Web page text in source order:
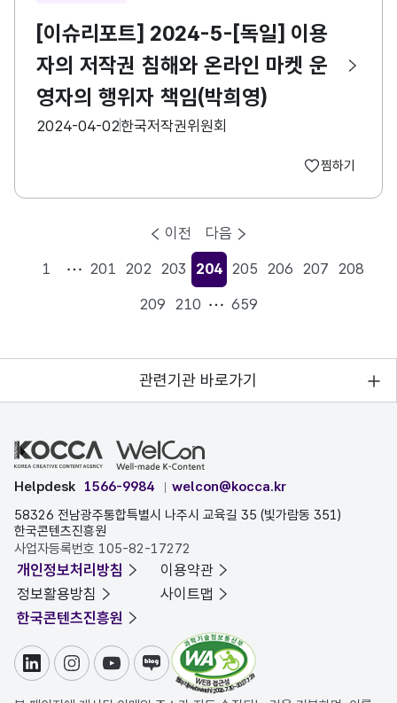
[이슈리포트] 2024-5-[독일] 이용
자의 저작권 침해와 온라인 마켓 운
영자의 행위자 책임(박희영)
등록일
2024-04-02수집기관한국저작권위원회
찜하기
이전
1
201 202 203
현재페이지
204 205 206 207 208
209 210 659
다음
관련기관 바로가기
Helpdesk 1566-9984
welcon@kocca.kr
58326 전남광주통합특별시 나주시 교육길 35 (빛가람동 351)
한국콘텐츠진흥원
사업자등록번호 105-82-17272
개인정보처리방침
이용약관
정보활용방침
사이트맵
한국콘텐츠진흥원
링크드인인스타그램
유튜브블로그